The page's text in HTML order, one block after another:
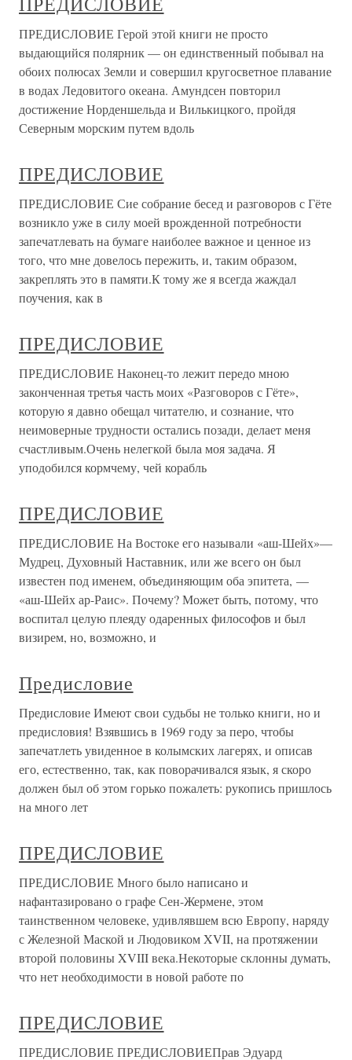
ПРЕДИСЛОВИЕ Герой этой книги не просто
выдающийся полярник — он единственный побывал на
обоих полюсах Земли и совершил кругосветное плавание
в водах Ледовитого океана. Амундсен повторил
достижение Норденшельда и Вилькицкого, пройдя
Северным морским путем вдоль
ПРЕДИСЛОВИЕ
ПРЕДИСЛОВИЕ Сие собрание бесед и разговоров с Гёте
возникло уже в силу моей врожденной потребности
запечатлевать на бумаге наиболее важное и ценное из
того, что мне довелось пережить, и, таким образом,
закреплять это в памяти.К тому же я всегда жаждал
поучения, как в
ПРЕДИСЛОВИЕ
ПРЕДИСЛОВИЕ Наконец-то лежит передо мною
законченная третья часть моих «Разговоров с Гёте»,
которую я давно обещал читателю, и сознание, что
неимоверные трудности остались позади, делает меня
счастливым.Очень нелегкой была моя задача. Я
уподобился кормчему, чей корабль
ПРЕДИСЛОВИЕ
ПРЕДИСЛОВИЕ На Востоке его называли «аш-Шейх»—
Мудрец, Духовный Наставник, или же всего он был
известен под именем, объединяющим оба эпитета, —
«аш-Шейх ар-Раис». Почему? Может быть, потому, что
воспитал целую плеяду одаренных философов и был
визирем, но, возможно, и
Предисловие
Предисловие Имеют свои судьбы не только книги, но и
предисловия! Взявшись в 1969 году за перо, чтобы
запечатлеть увиденное в колымских лагерях, и описав
его, естественно, так, как поворачивался язык, я скоро
должен был об этом горько пожалеть: рукопись пришлось
на много лет
ПРЕДИСЛОВИЕ
ПРЕДИСЛОВИЕ Много было написано и
нафантазировано о графе Сен-Жермене, этом
таинственном человеке, удивлявшем всю Европу, наряду
с Железной Маской и Людовиком XVII, на протяжении
второй половины XVIII века.Некоторые склонны думать,
что нет необходимости в новой работе по
ПРЕДИСЛОВИЕ
ПРЕДИСЛОВИЕ ПРЕДИСЛОВИЕПрав Эдуард